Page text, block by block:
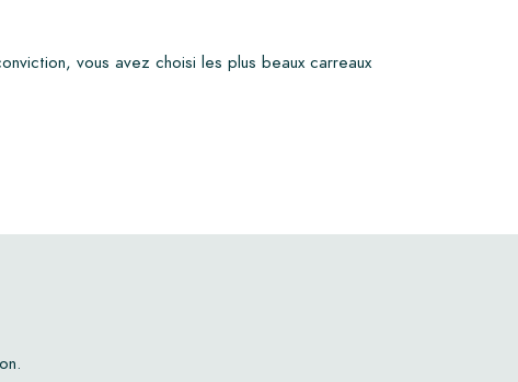
vous avez choisi les plus beaux carreaux